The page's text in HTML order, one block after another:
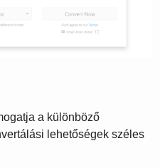
a különböző
lehetőségek széles